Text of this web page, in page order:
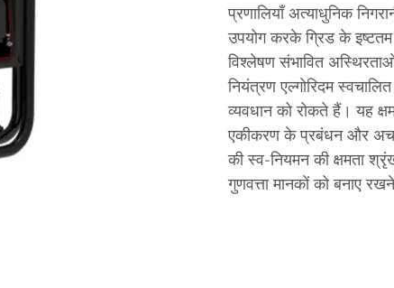
प्रणालियाँ अत्याधुनिक
उपयोग करके ग्रिड के
विश्लेषण संभावित
नियंत्रण एल्गोरिदम
व्यवधान को रोकते हैं। यह
एकीकरण के प्रबंधन और
की स्व-नियमन की क्षमता
गुणवत्ता मानकों को बनाए